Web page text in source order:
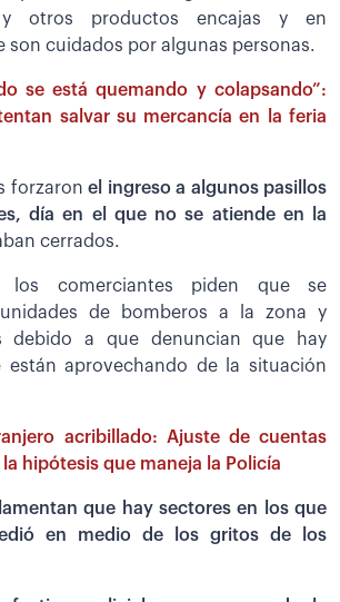
otros productos encajas y en
son cuidados por algunas personas.
se está quemando y colapsando”:
salvar su mercancía en la feria
forzaronel ingreso a algunos pasillos
día en el que no se atiende en la
cerrados.
los comerciantes piden que se
de bomberos a la zona y
debido a que denuncian que hay
están aprovechando de la situación
acribillado: Ajuste de cuentas
hipótesis que maneja la Policía
que hay sectores en los que
en medio de los gritos de los